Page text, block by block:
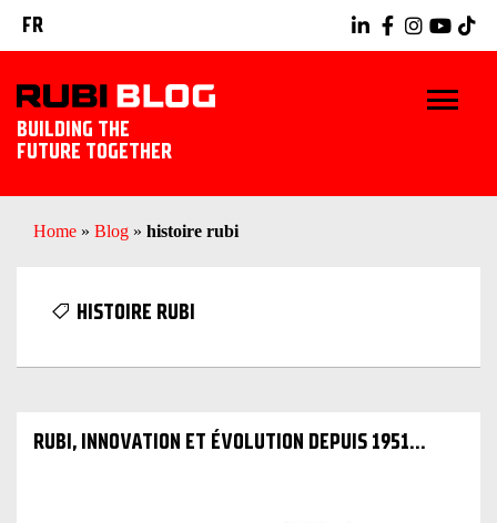
FR
BUILDING THE
FUTURE TOGETHER
BLOG
DÉCOUVREZ RUBI
Home » Blog » histoire rubi
HISTOIRE RUBI
RUBI, INNOVATION ET ÉVOLUTION DEPUIS 1951…